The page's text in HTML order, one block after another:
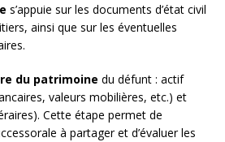
s’appuie sur les documents d’état civil
ainsi que sur les éventuelles
du patrimoine du défunt : actif
valeurs mobilières, etc.) et
Cette étape permet de
à partager et d’évaluer les